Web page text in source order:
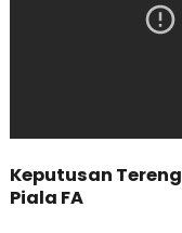
Keputusan
Piala FA